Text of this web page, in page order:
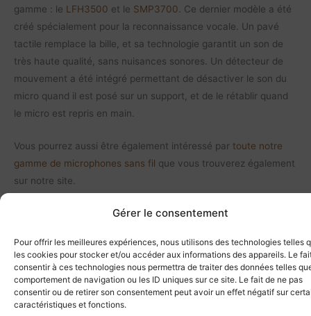
Gérer le consentement
Pour offrir les meilleures expériences, nous utilisons des technologies telles
les cookies pour stocker et/ou accéder aux informations des appareils. Le
consentir à ces technologies nous permettra de traiter des données telles
comportement de navigation ou les ID uniques sur ce site. Le fait de ne pas
consentir ou de retirer son consentement peut avoir un effet négatif sur
caractéristiques et fonctions.
gamme : le LFH3500 et le SMP3700 . Ce dernier modèle a été
créé spécialement pour la reconnaissance vocale. Un pavé
tactile remplace la bille, et sa technologie garantit un son de
très haute qualité, sans nuisances sonores. Un détecteur de
mouvement a été intégré permettant de désactiver le son du
micro quand il est posé sur un support, et de le rétablir quand
le micro est repris en main.
Vous pourrez aussi être également intéressé par toute notre
gamme de microphones sans fil que vous trouverez également
sur notre site.
Vous aimerez peut-être aussi…